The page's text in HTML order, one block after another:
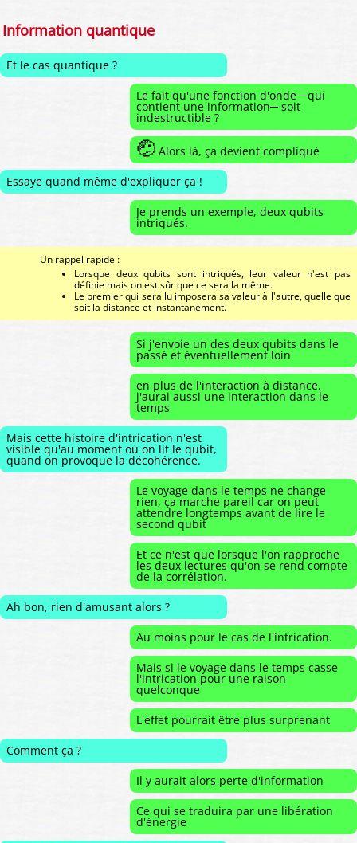
Information quantique
Et le cas quantique ?
Le fait qu'une fonction d'onde ─qui
contient une information─ soit
indestructible ?
🤕 Alors là, ça devient compliqué
Essaye quand même d'expliquer ça !
Je prends un exemple, deux qubits
intriqués.
Un rappel rapide :
Lorsque deux qubits sont intriqués, leur valeur n'est pas
définie mais on est sûr que ce sera la même.
Le premier qui sera lu imposera sa valeur à l'autre, quelle que
soit la distance et instantanément.
Si j'envoie un des deux qubits dans le
passé et éventuellement loin
en plus de l'interaction à distance,
j'aurai aussi une interaction dans le
temps
Mais cette histoire d'intrication n'est
visible qu'au moment où on lit le qubit,
quand on provoque la décohérence.
Le voyage dans le temps ne change
rien, ça marche pareil car on peut
attendre longtemps avant de lire le
second qubit
Et ce n'est que lorsque l'on rapproche
les deux lectures qu'on se rend compte
de la corrélation.
Ah bon, rien d'amusant alors ?
Au moins pour le cas de l'intrication.
Mais si le voyage dans le temps casse
l'intrication pour une raison
quelconque
L'effet pourrait être plus surprenant
Comment ça ?
Il y aurait alors perte d'information
Ce qui se traduira par une libération
d'énergie